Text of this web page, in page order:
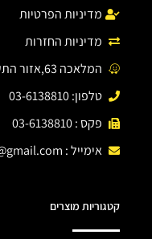
מדיניות הפרטיות
מדיניות החזרות
המלאכה 63,אזור התעשיה חולון.
טלפון: 03-6138810
פקס : 03-6138810
אימייל :
קטגוריות מוצרים